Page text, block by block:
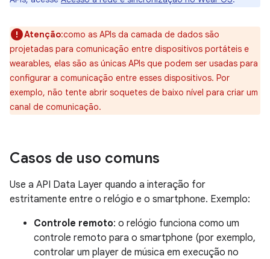
Atenção:como as APIs da camada de dados são
projetadas para comunicação entre dispositivos portáteis e
wearables, elas são as únicas APIs que podem ser usadas para
configurar a comunicação entre esses dispositivos. Por
exemplo, não tente abrir soquetes de baixo nível para criar um
canal de comunicação.
Casos de uso comuns
Use a API Data Layer quando a interação for
estritamente entre o relógio e o smartphone. Exemplo:
Controle remoto: o relógio funciona como um
controle remoto para o smartphone (por exemplo,
controlar um player de música em execução no